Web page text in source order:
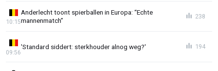
Anderlecht toont spierballen in Europa: “Echte
mannenmatch”
10:15
238
'Standard siddert: sterkhouder alnog weg?'
09:56
194